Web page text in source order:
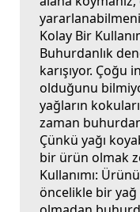
Kolay Bir
Buhurdanlık
karışıyor. Çoğu
olduğunu
yağların
zaman
Çünkü yağı
bir ürün olmak
Kullanımı:
öncelikle bir yağ